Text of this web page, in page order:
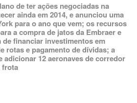
de ter ações negociadas na
ainda em 2014, e anunciou uma
para o ano que vem; os recursos
a compra de jatos da Embraer e
de financiar investimentos em
rotas e pagamento de dívidas; a
adicionar 12 aeronaves de corredor
frota